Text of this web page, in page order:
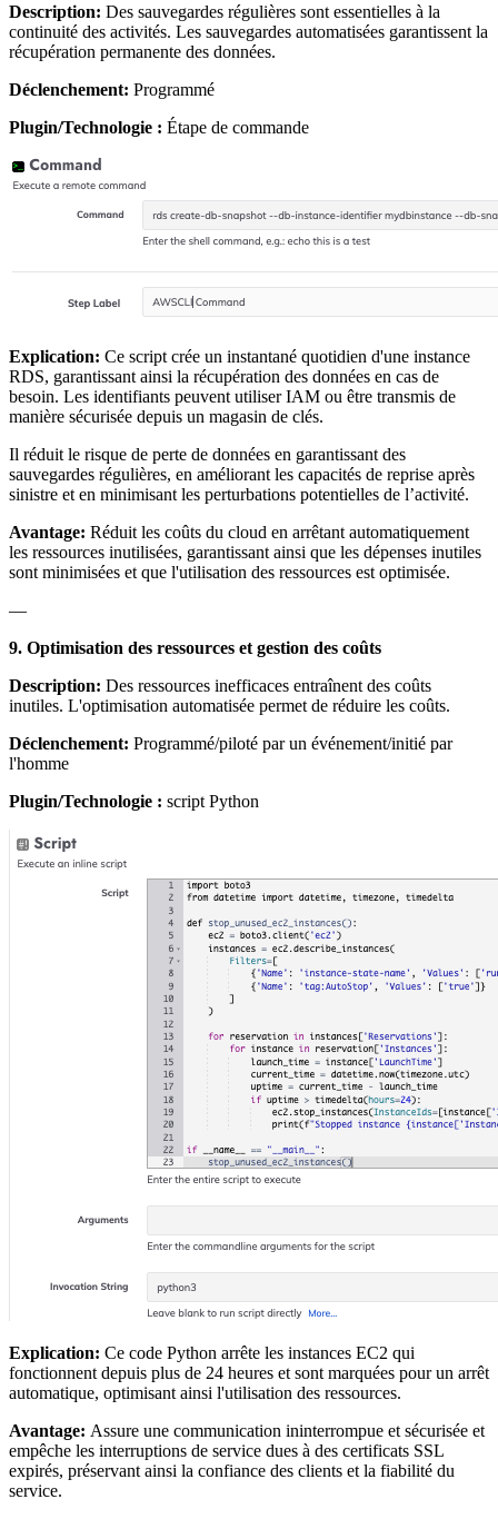
Description: Des sauvegardes régulières sont essentielles à la
continuité des activités. Les sauvegardes automatisées garantissent la
récupération permanente des données.
Déclenchement: Programmé
Plugin/Technologie : Étape de commande
Explication: Ce script crée un instantané quotidien d'une instance
RDS, garantissant ainsi la récupération des données en cas de
besoin. Les identifiants peuvent utiliser IAM ou être transmis de
manière sécurisée depuis un magasin de clés.
Il réduit le risque de perte de données en garantissant des
sauvegardes régulières, en améliorant les capacités de reprise après
sinistre et en minimisant les perturbations potentielles de l’activité.
Avantage: Réduit les coûts du cloud en arrêtant automatiquement
les ressources inutilisées, garantissant ainsi que les dépenses inutiles
sont minimisées et que l'utilisation des ressources est optimisée.
—
9. Optimisation des ressources et gestion des coûts
Description: Des ressources inefficaces entraînent des coûts
inutiles. L'optimisation automatisée permet de réduire les coûts.
Déclenchement: Programmé/piloté par un événement/initié par
l'homme
Plugin/Technologie : script Python
Explication: Ce code Python arrête les instances EC2 qui
fonctionnent depuis plus de 24 heures et sont marquées pour un arrêt
automatique, optimisant ainsi l'utilisation des ressources.
Avantage: Assure une communication ininterrompue et sécurisée et
empêche les interruptions de service dues à des certificats SSL
expirés, préservant ainsi la confiance des clients et la fiabilité du
service.